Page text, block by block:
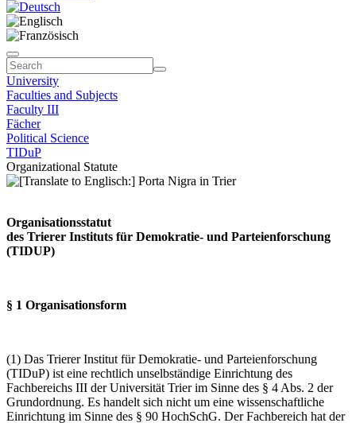
University
Faculties and Subjects
Faculty III
Fächer
Political Science
TIDuP
Organizational Statute
Organisationsstatut
des Trierer Instituts für Demokratie- und Parteienforschung
(TIDUP)
§ 1 Organisationsform
(1) Das Trierer Institut für Demokratie- und Parteienforschung
(TIDuP) ist eine rechtlich unselbständige Einrichtung des
Fachbereichs III der Universität Trier im Sinne des § 4 Abs. 2 der
Grundordnung. Es handelt sich nicht um eine wissenschaftliche
Einrichtung im Sinne des § 90 HochSchG. Der Fachbereich hat der